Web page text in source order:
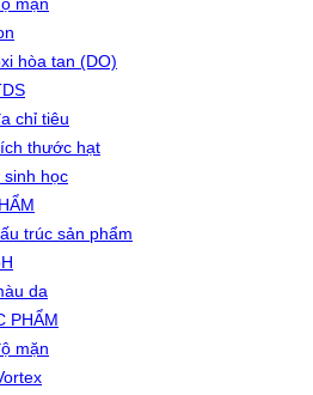
hòa tan (DO)
chỉ tiêu
thước hạt
sinh học
trúc sản phẩm
da
PHẨM
mặn